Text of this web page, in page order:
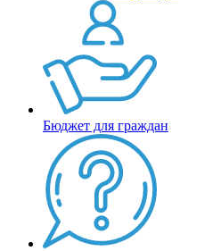
Бюджет для граждан